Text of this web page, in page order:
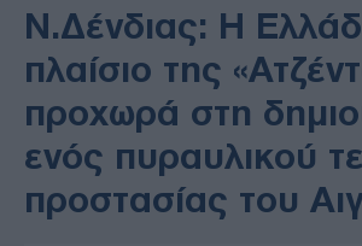
πλοήγηση
ΠΟΛΙΤΙΚΗ
ΤΟΥΡΚΙΑ
ΕΚΚΛΗΣΙΑ
ΑΜΥΝΑ
ΔΙΕΘΝΗ
ΚΥΠΡΟΣ
MEDIA
SPORTS
Ν.Δένδιας: Η
πλαίσιο της
προχωρά στη
ενός πυραυλικού
προστασίας του